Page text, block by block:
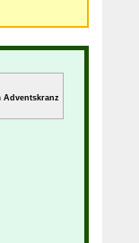
Adventskranz